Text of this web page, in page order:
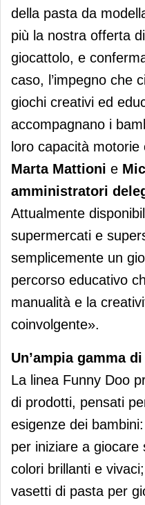
della pasta da
più la nostra offerta
giocattolo, e
caso, l’impegno che
giochi creativi ed
accompagnano i
loro capacità
Marta Mattioni e
amministratori
Attualmente
supermercati e
semplicemente un
percorso educativo
manualità e la
coinvolgente».
Un’ampia gamma
La linea Funny Doo
di prodotti, pensati
esigenze dei
per iniziare a giocare
colori brillanti e vivaci;
vasetti di pasta per